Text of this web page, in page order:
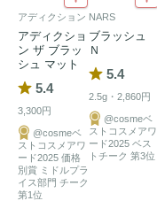
アディクション
アディクショ
ン ザ ブラッ
シュ マット
5.4
3,300円
@cosmeベ
ストコスメアワ
ード2025 価格
別賞 ミドルプラ
イス部門 チーク
第1位
NARS
ブラッシュ
Ｎ
5.4
2.5g・2,860円
@cosmeベ
ストコスメアワ
ード2025 ベス
トチーク 第3位